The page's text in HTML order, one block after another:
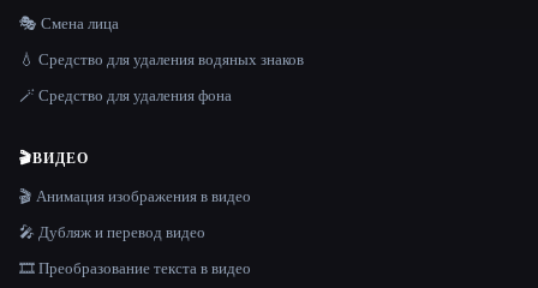
🎭 Смена лица
💧 Средство для удаления водяных знаков
🪄 Средство для удаления фона
🎬ВИДЕО
🎬 Анимация изображения в видео
🎤 Дубляж и перевод видео
🎞️ Преобразование текста в видео